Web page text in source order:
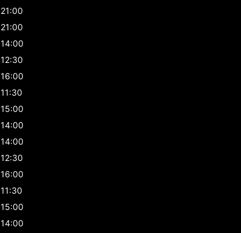
21:00
21:00
14:00
12:30
16:00
11:30
15:00
14:00
14:00
12:30
16:00
11:30
15:00
14:00